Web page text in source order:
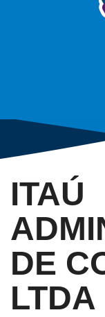
ITAÚ
DE
LTDA